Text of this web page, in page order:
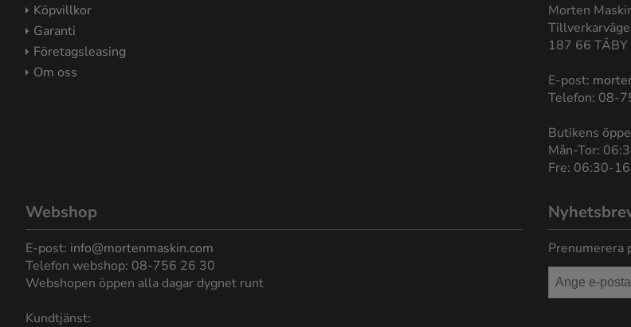
Köpvillkor
Garanti
Företagsleasing
Om oss
Morten
187 66 TÄBY
E-post:
Telefon: 08-
Butikens
Mån-Tor:
Fre: 06:30-
Webshop
E-post: info@mortenmaskin.com
Telefon webshop: 08-756 26 30
Webshopen öppen alla dagar dygnet runt
Kundtjänst:
Prenumerera